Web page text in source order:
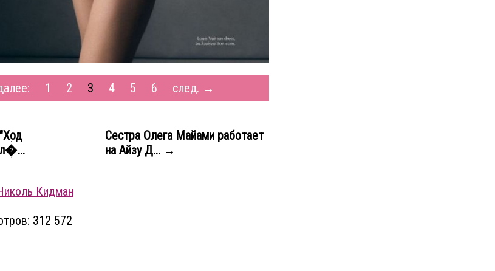
1 2 3 4 5 6 след. →
Сестра Олега Майами работает
на Айзу Д... →
Кидман
312 572